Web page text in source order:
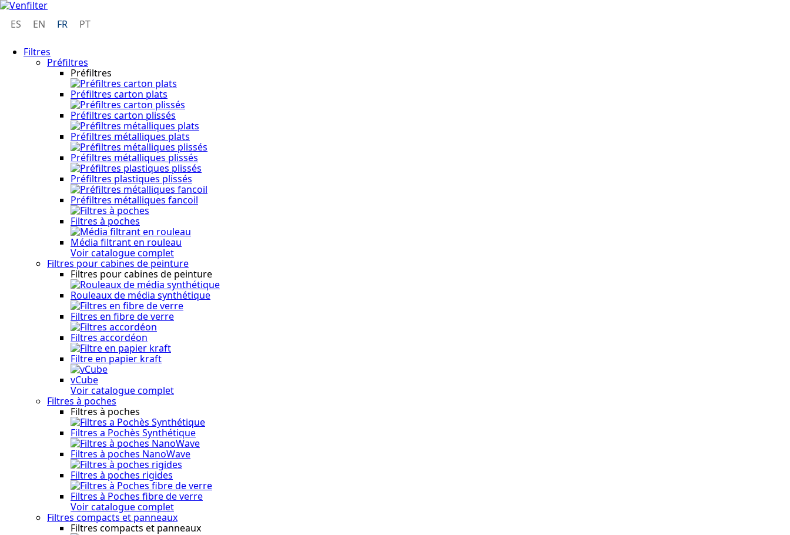
ES EN FR PT
Filtres
Préfiltres
Préfiltres
Préfiltres carton plats
Préfiltres carton plissés
Préfiltres métalliques plats
Préfiltres métalliques plissés
Préfiltres plastiques plissés
Préfiltres métalliques fancoil
Filtres à poches
Média filtrant en rouleau
Voir catalogue complet
Filtres pour cabines de peinture
Filtres pour cabines de peinture
Rouleaux de média synthétique
Filtres en fibre de verre
Filtres accordéon
Filtre en papier kraft
vCube
Voir catalogue complet
Filtres à poches
Filtres à poches
Filtres a Pochès Synthétique
Filtres à poches NanoWave
Filtres à poches rigides
Filtres à Poches fibre de verre
Voir catalogue complet
Filtres compacts et panneaux
Filtres compacts et panneaux